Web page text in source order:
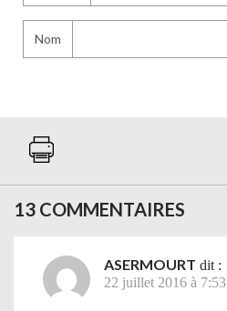
Nom
13 COMMENTAIRES
ASERMOURT dit :
22 juillet 2016 à 7:53